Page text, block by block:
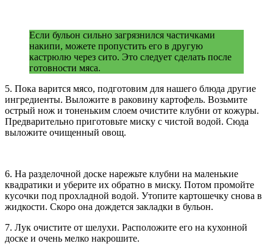
Если бульон сильно загрязнился частичками
накипи, можете пропустить его в другую
кастрюлю через сито. Это следует сделать после
готовности мяса.
5. Пока варится мясо, подготовим для нашего блюда другие
ингредиенты. Выложите в раковину картофель. Возьмите
острый нож и тоненьким слоем очистите клубни от кожуры.
Предварительно приготовьте миску с чистой водой. Сюда
выложите очищенный овощ.
6. На разделочной доске нарежьте клубни на маленькие
квадратики и уберите их обратно в миску. Потом промойте
кусочки под прохладной водой. Утопите картошечку снова в
жидкости. Скоро она дождется закладки в бульон.
7. Лук очистите от шелухи. Расположите его на кухонной
доске и очень мелко накрошите.